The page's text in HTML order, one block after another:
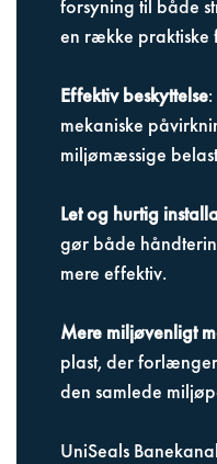
forsyning til både
en række praktiske
Effektiv beskyttelse
mekaniske
miljømæssige
Let og hurtig
gør både
mere effektiv.
Mere miljøvenligt
plast, der
den samlede
UniSeals